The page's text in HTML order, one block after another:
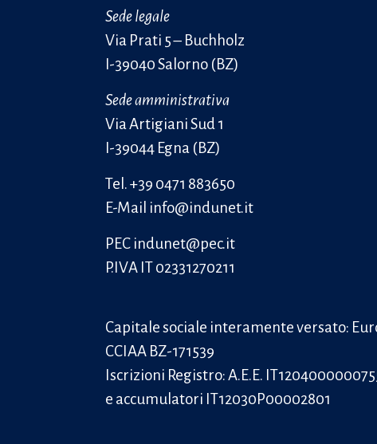
Sede legale
Via Prati 5 – Buchholz
I-39040 Salorno (BZ)
Sede amministrativa
Via Artigiani Sud 1
I-39044 Egna (BZ)
Tel.+39 0471 883650
E-Mail info@indunet.it
PEC indunet@pec.it
P.IVA IT 02331270211
Capitale sociale interamente versato:
CCIAA BZ-171539
Iscrizioni Registro: A.E.E.
e accumulatori IT12030P00002801